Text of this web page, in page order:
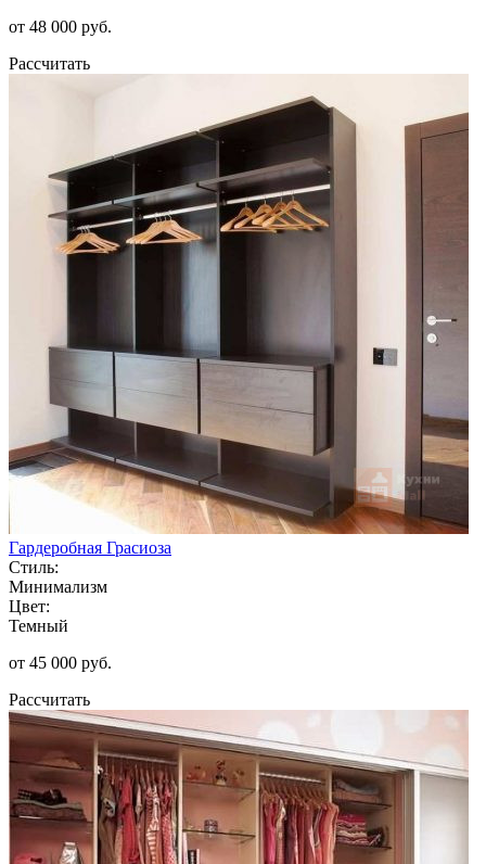
от 48 000 руб.
Рассчитать
Гардеробная Грасиоза
Стиль:
Минимализм
Цвет:
Темный
от 45 000 руб.
Рассчитать